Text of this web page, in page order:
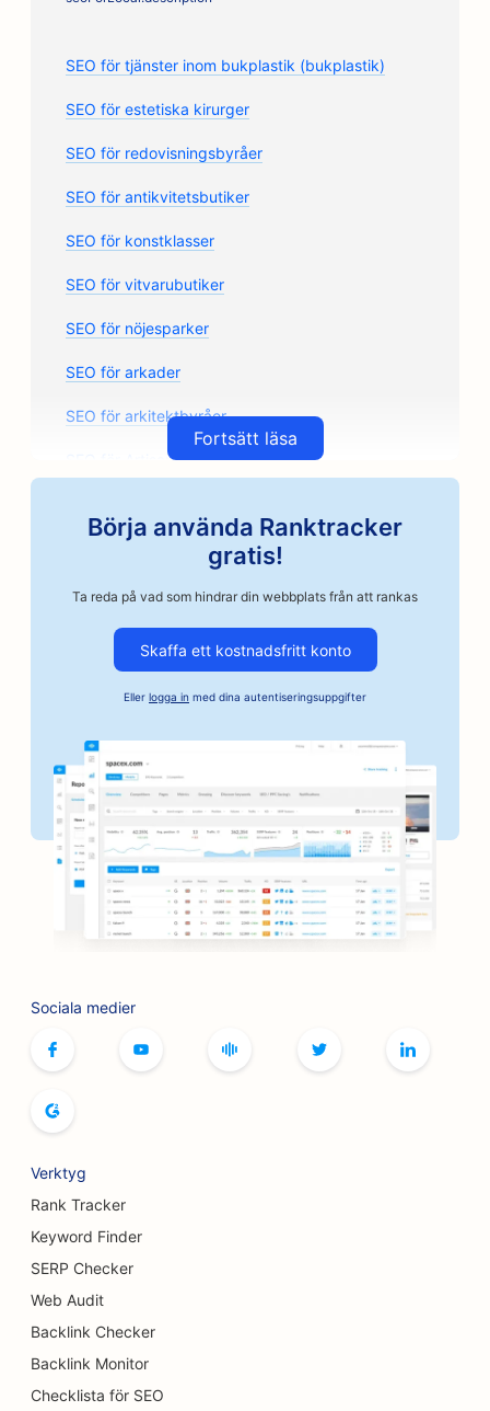
SEO för tjänster inom bukplastik (bukplastik)
SEO för estetiska kirurger
SEO för redovisningsbyråer
SEO för antikvitetsbutiker
SEO för konstklasser
SEO för vitvarubutiker
SEO för nöjesparker
SEO för arkader
SEO för arkitektbyråer
SEO för Artisan Coffee Roasters
SEO för bilverkstäder
SEO för bilverkstäder
SEO för företag inom fordonsindustrin
SEO för bagerier
SEO för frisersalonger
SEO för BBQ-skivor
SEO för butiker
SEO för tjänster inom botox och fillers
SEO för bokhandlare
SEO för bröstförstoringstjänster
SEO för bufférestauranger
SEO för hamburgerbilar
SEO för brännskadekirurger
Fortsätt läsa
Börja använda Ranktracker
gratis!
Ta reda på vad som hindrar din webbplats från att rankas
Skaffa ett kostnadsfritt konto
Eller logga in med dina autentiseringsuppgifter
Sociala medier
Verktyg
Rank Tracker
Keyword Finder
SERP Checker
Web Audit
Backlink Checker
Backlink Monitor
Checklista för SEO